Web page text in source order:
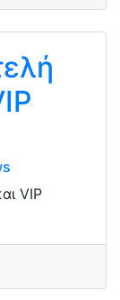
VIP